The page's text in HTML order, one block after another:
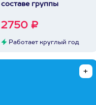
составе группы
2750 ₽
Работает круглый год